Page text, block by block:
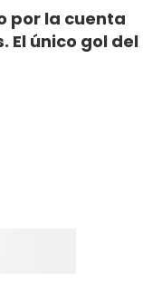
por la cuenta
El único gol del